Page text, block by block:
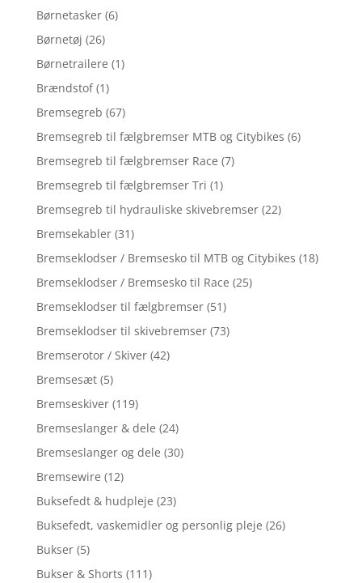
Børnetasker (6)
Børnetøj (26)
Børnetrailere (1)
Brændstof (1)
Bremsegreb (67)
Bremsegreb til fælgbremser MTB og Citybikes (6)
Bremsegreb til fælgbremser Race (7)
Bremsegreb til fælgbremser Tri (1)
Bremsegreb til hydrauliske skivebremser (22)
Bremsekabler (31)
Bremseklodser / Bremsesko til MTB og Citybikes (18)
Bremseklodser / Bremsesko til Race (25)
Bremseklodser til fælgbremser (51)
Bremseklodser til skivebremser (73)
Bremserotor / Skiver (42)
Bremsesæt (5)
Bremseskiver (119)
Bremseslanger & dele (24)
Bremseslanger og dele (30)
Bremsewire (12)
Buksefedt & hudpleje (23)
Buksefedt, vaskemidler og personlig pleje (26)
Bukser (5)
Bukser & Shorts (111)